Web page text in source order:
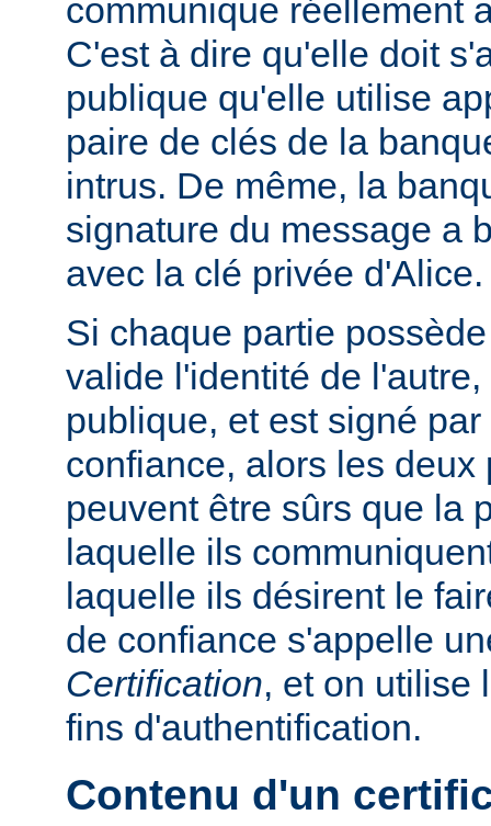
communique réellement
C'est à dire qu'elle doit
publique qu'elle utilise
paire de clés de la
intrus. De même, la
signature du message a
avec la clé privée d'Alice.
Si chaque partie
valide l'identité de
publique, et est signé
confiance, alors les deux
peuvent être sûrs que la
laquelle ils
laquelle ils désirent le
de confiance s'appelle
Certification, et on utilise
fins d'authentification.
Contenu d'un